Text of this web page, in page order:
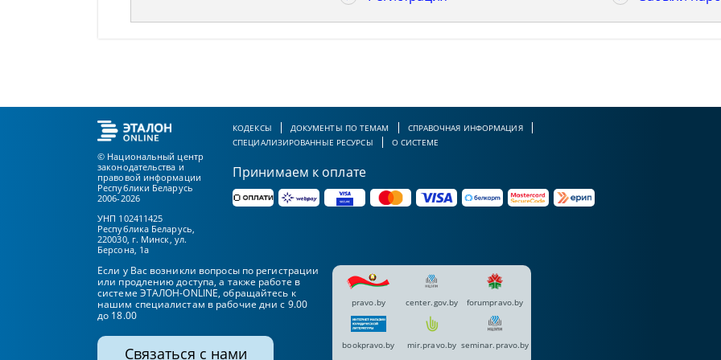
© Национальный центр
законодательства и
правовой информации
Республики Беларусь
2006-2026
УНП 102411425
Республика Беларусь,
220030, г. Минск, ул.
Берсона, 1а
КОДЕКСЫ ДОКУМЕНТЫ ПО ТЕМАМ
СПРАВОЧНАЯ ИНФОРМАЦИЯ
СПЕЦИАЛИЗИРОВАННЫЕ РЕСУРСЫ
О СИСТЕМЕ
Принимаем к оплате
Если у Вас возникли вопросы по регистрации
или продлению доступа, а также работе в
системе ЭТАЛОН-ONLINE, обращайтесь к
нашим специалистам в рабочие дни с 9.00
до 18.00
Связаться с нами
pravo.by center.gov.by forumpravo.by
bookpravo.by mir.pravo.by seminar.pravo.by